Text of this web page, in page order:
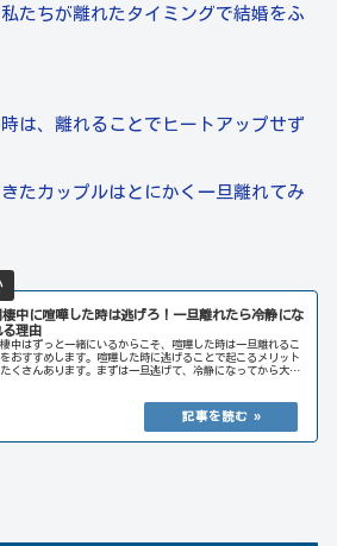
たちが離れたタイミングで結婚をふ
は、離れることでヒートアップせず
たカップルはとにかく一旦離れてみ
棲中に喧嘩した時は逃げろ！一旦離れたら冷静にな
る理由
中はずっと一緒にいるからこそ、喧嘩した時は一旦離れるこ
をおすすめします。喧嘩した時に逃げることで起こるメリット
くさんあります。まずは一旦逃げて、冷静になってから大好